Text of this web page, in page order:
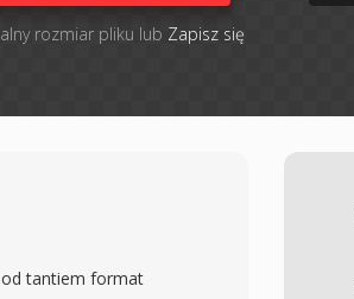
rozmiar pliku lub Zapisz się
od tantiem format